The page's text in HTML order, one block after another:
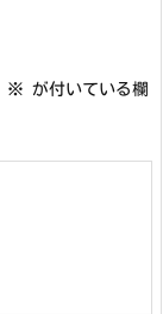
※ が付いている欄